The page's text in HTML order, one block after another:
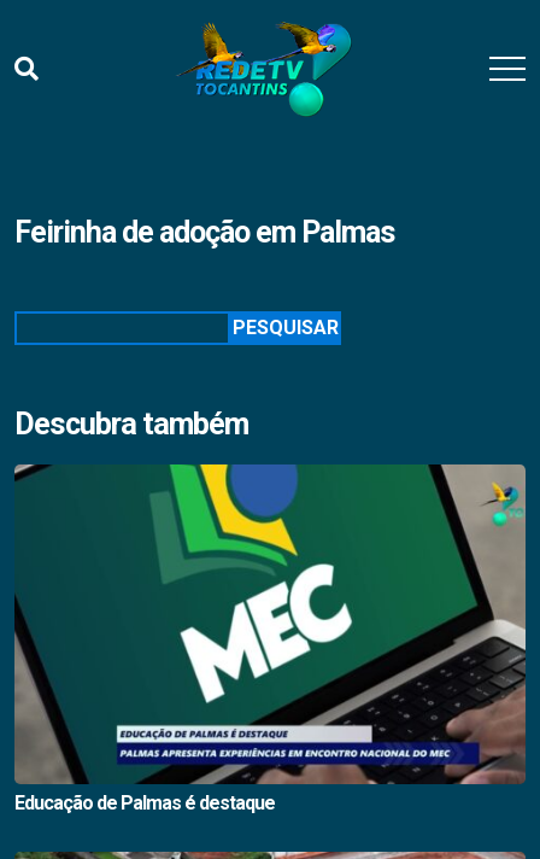
Feirinha de adoção em Palmas
PESQUISAR
Descubra também
Educação de Palmas é destaque